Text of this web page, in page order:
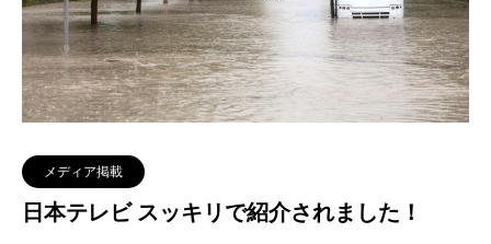
メディア掲載
日本テレビ スッキリで紹介されました！